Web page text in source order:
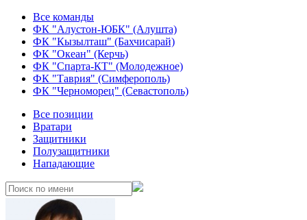
Все команды
ФК "Алустон-ЮБК" (Алушта)
ФК "Кызылташ" (Бахчисарай)
ФК "Океан" (Керчь)
ФК "Спарта-КТ" (Молодежное)
ФК "Таврия" (Симферополь)
ФК "Черноморец" (Севастополь)
Все позиции
Вратари
Защитники
Полузащитники
Нападающие